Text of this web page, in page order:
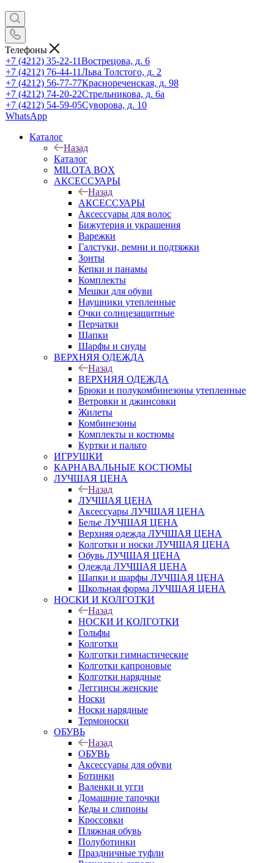
Телефоны
+7 (4212) 35-22-11Вострецова, д. 6
+7 (4212) 76-44-11Льва Толстого, д. 2
+7 (4212) 56-77-77Краснореченская, д. 98
+7 (4212) 74-20-22Стрельникова, д. 6а
+7 (4212) 54-59-05Суворова, д. 10
WhatsApp
Каталог
Назад
Каталог
MILOTA BOX
АКСЕССУАРЫ
Назад
АКСЕССУАРЫ
Аксессуары для волос
Бижутерия и украшения
Варежки
Галстуки, ремни и подтяжки
Зонты
Кепки и панамы
Комплекты
Мешки для обуви
Наушники утепленные
Очки солнцезащитные
Перчатки
Шапки
Шарфы и снуды
ВЕРХНЯЯ ОДЕЖДА
Назад
ВЕРХНЯЯ ОДЕЖДА
Брюки и полукомбинезоны утепленные
Ветровки и джинсовки
Жилеты
Комбинезоны
Комплекты и костюмы
Куртки и пальто
ИГРУШКИ
КАРНАВАЛЬНЫЕ КОСТЮМЫ
ЛУЧШАЯ ЦЕНА
Назад
ЛУЧШАЯ ЦЕНА
Аксессуары ЛУЧШАЯ ЦЕНА
Белье ЛУЧШАЯ ЦЕНА
Верхняя одежда ЛУЧШАЯ ЦЕНА
Колготки и носки ЛУЧШАЯ ЦЕНА
Обувь ЛУЧШАЯ ЦЕНА
Одежда ЛУЧШАЯ ЦЕНА
Шапки и шарфы ЛУЧШАЯ ЦЕНА
Школьная форма ЛУЧШАЯ ЦЕНА
НОСКИ И КОЛГОТКИ
Назад
НОСКИ И КОЛГОТКИ
Гольфы
Колготки
Колготки гимнастические
Колготки капроновые
Колготки нарядные
Леггинсы женские
Носки
Носки нарядные
Термоноски
ОБУВЬ
Назад
ОБУВЬ
Аксессуары для обуви
Ботинки
Валенки и угги
Домашние тапочки
Кеды и слипоны
Кроссовки
Пляжная обувь
Полуботинки
Праздничные туфли